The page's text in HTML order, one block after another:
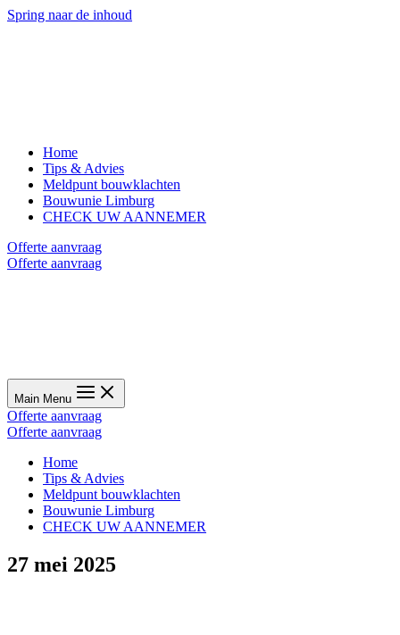
Spring naar de inhoud
Home
Tips & Advies
Meldpunt bouwklachten
Bouwunie Limburg
CHECK UW AANNEMER
Offerte aanvraag
Offerte aanvraag
Main Menu
Offerte aanvraag
Offerte aanvraag
Home
Tips & Advies
Meldpunt bouwklachten
Bouwunie Limburg
CHECK UW AANNEMER
27 mei 2025